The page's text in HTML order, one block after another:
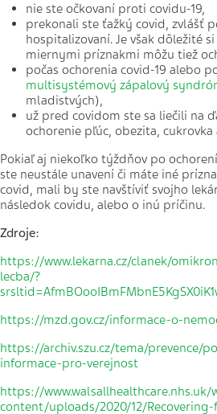
nie ste očkovaní proti covidu-19,
prekonali ste ťažký covid, zvlášť
hospitalizovaní. Je však dôležité
miernymi príznakmi môžu tiež
počas ochorenia covid-19 alebo
multisystémový zápalový
mladistvých),
už pred covidom ste sa liečili na
ochorenie pľúc, obezita,
Pokiaľ aj niekoľko týždňov po
ste neustále unavení či máte iné
covid, mali by ste navštíviť svojho
následok covidu, alebo o inú príčinu.
Zdroje:
https://www.lekarna.cz/clanek/
lecba/?
https://mzd.gov.cz/informace-o-
https://archiv.szu.cz/tema/prevence/
informace-pro-verejnost
https://www.walsallhealthcare.nhs.uk/
content/uploads/2020/12/